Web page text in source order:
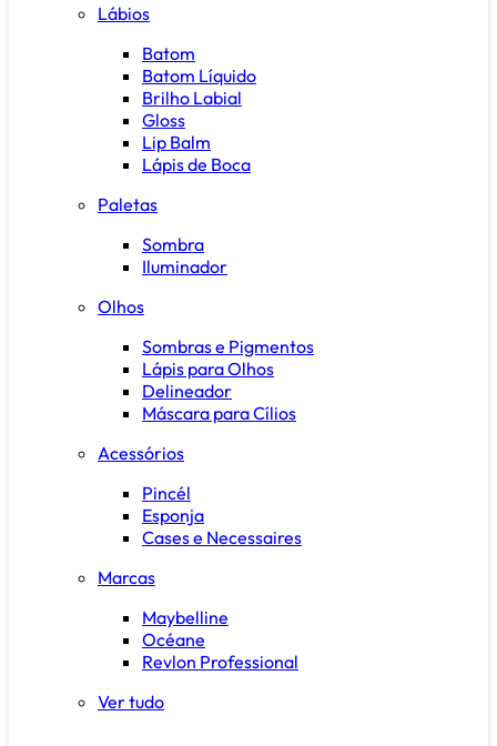
Lábios
Batom
Batom Líquido
Brilho Labial
Gloss
Lip Balm
Lápis de Boca
Paletas
Sombra
Iluminador
Olhos
Sombras e Pigmentos
Lápis para Olhos
Delineador
Máscara para Cílios
Acessórios
Pincél
Esponja
Cases e Necessaires
Marcas
Maybelline
Océane
Revlon Professional
Ver tudo